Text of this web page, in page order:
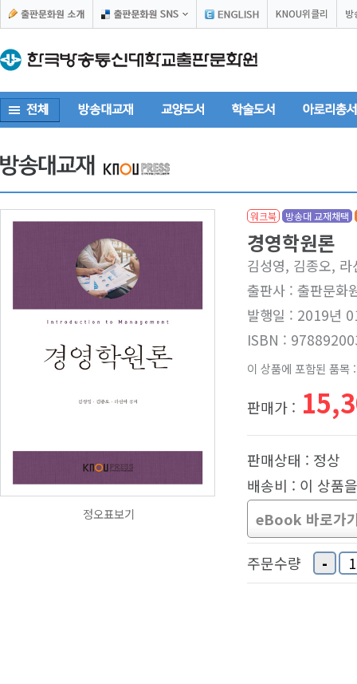
KNOU위클리 방
정오표보기
워크북 방송대 교재채택
경영학원론
김성영, 김종오, 라
출판사 : 출판문화
발행일 : 2019년
ISBN :
이 상품에 포함된 품목 :
판매가 :
판매상태 : 정상
배송비 : 이 상품
eBook 바로가
주문수량 -